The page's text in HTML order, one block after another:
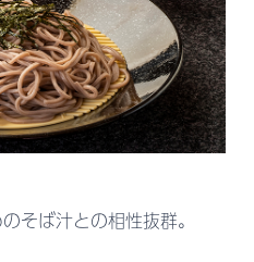
そば汁との相性抜群。